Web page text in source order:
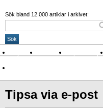
Sök bland 12.000 artiklar i arkivet:
Nyheter Krönikor Sport & spel
Tipsa via e-post